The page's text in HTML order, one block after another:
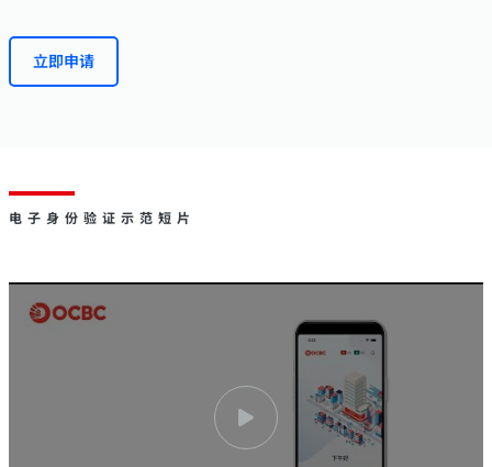
立即申请
电子身份验证示范短片